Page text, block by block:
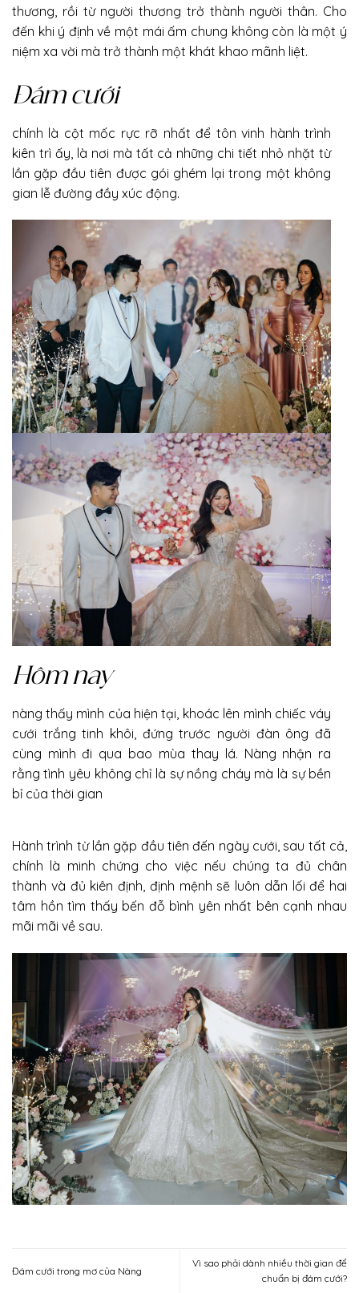
thương, rồi từ người thương trở thành người thân. Cho
đến khi ý định về một mái ấm chung không còn là một ý
niệm xa vời mà trở thành một khát khao mãnh liệt.
Đám cưới
chính là cột mốc rực rỡ nhất để tôn vinh hành trình
kiên trì ấy, là nơi mà tất cả những chi tiết nhỏ nhặt từ
lần gặp đầu tiên được gói ghém lại trong một không
gian lễ đường đầy xúc động.
Hôm nay
nàng thấy mình của hiện tại, khoác lên mình chiếc váy
cưới trắng tinh khôi, đứng trước người đàn ông đã
cùng mình đi qua bao mùa thay lá. Nàng nhận ra
rằng tình yêu không chỉ là sự nồng cháy mà là sự bền
bỉ của thời gian
Hành trình từ lần gặp đầu tiên đến ngày cưới, sau tất cả,
chính là minh chứng cho việc nếu chúng ta đủ chân
thành và đủ kiên định, định mệnh sẽ luôn dẫn lối để hai
tâm hồn tìm thấy bến đỗ bình yên nhất bên cạnh nhau
mãi mãi về sau.
Đám cưới trong mơ của Nàng
Vì sao phải dành nhiều thời gian để
chuẩn bị đám cưới?